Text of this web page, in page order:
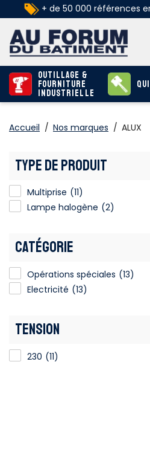
+ de 50 000 références
Outillage &
Fourniture
industrielle
Accueil / Nos marques / ALUX
TYPE DE PRODUIT
Multiprise (11)
Lampe halogène (2)
CATÉGORIE
Opérations spéciales (13)
Electricité (13)
TENSION
230 (11)